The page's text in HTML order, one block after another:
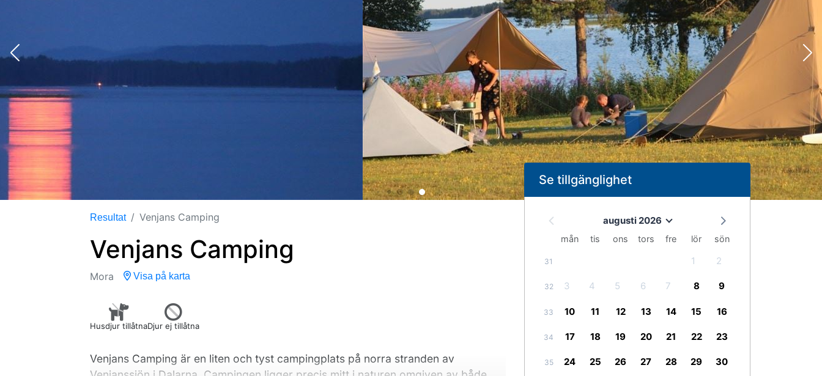
Resultat Venjans Camping
Venjans Camping
Mora Visa på karta
Husdjur tillåtnaDjur ej tillåtna
Venjans Camping är en liten och tyst campingplats på norra stranden av
Se tillgänglighet
augusti 2026
mån tis ons tors fre lör sön
31 1 2
32 3 4 5 6 7 8 9
33 10 11 12 13 14 15 16
34 17 18 19 20 21 22 23
35 24 25 26 27 28 29 30